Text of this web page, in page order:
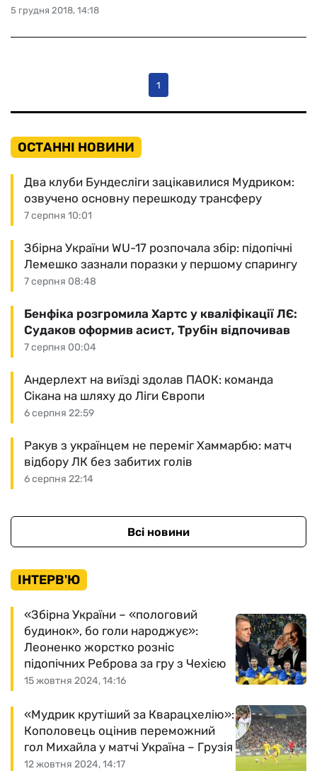
5 грудня 2018, 14:18
1
ОСТАННІ НОВИНИ
7 серпня 10:01
Два клуби Бундесліги зацікавилися Мудриком:
озвучено основну перешкоду трансферу
7 серпня 08:48
Збірна України WU-17 розпочала збір: підопічні
Лемешко зазнали поразки у першому спарингу
7 серпня 00:04
Бенфіка розгромила Хартс у кваліфікації ЛЄ:
Судаков оформив асист, Трубін відпочивав
6 серпня 22:59
Андерлехт на виїзді здолав ПАОК: команда
Сікана на шляху до Ліги Європи
6 серпня 22:14
Ракув з українцем не переміг Хаммарбю: матч
відбору ЛК без забитих голів
Всі новини
ІНТЕРВ'Ю
15 жовтня 2024, 14:16
«Збірна України – «пологовий
будинок», бо голи народжує»:
Леоненко жорстко розніс
підопічних Реброва за гру з Чехією
12 жовтня 2024, 14:17
«Мудрик крутіший за Кварацхелію»:
Кополовець оцінив переможний
гол Михайла у матчі Україна – Грузія